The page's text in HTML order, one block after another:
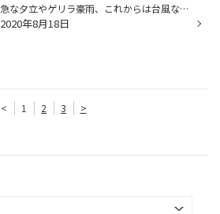
急な夕立やゲリラ豪雨、これからは台風など強い雨が多くなります！ そんなときに大切なのがワイパーですが、劣化している状態だと拭きスジなどが残り さらに見にくく運転しづらい状況になりかねません・・・なにより危険です！！ さらにここ数年で装着率が飛躍的に上がっている”ドライブレコーダー”...
2020年8月18日
< 1 2 3 >